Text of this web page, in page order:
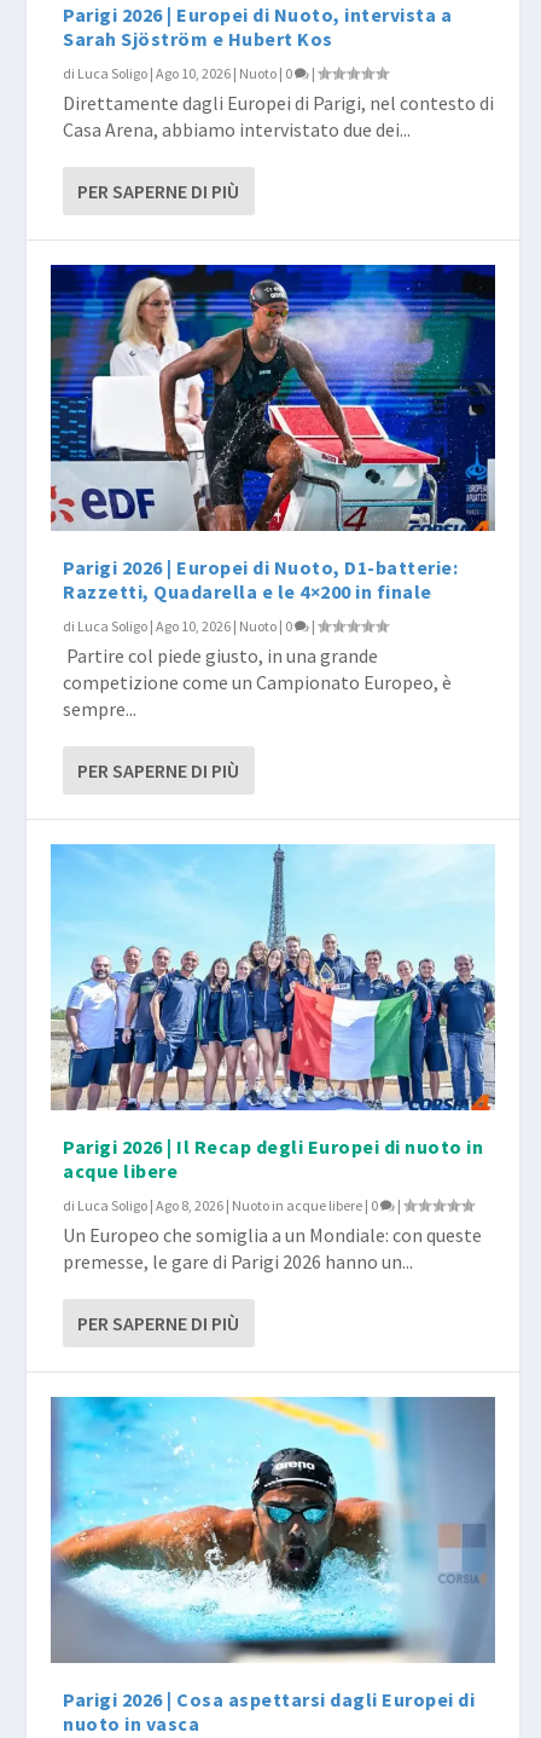
Parigi 2026 | Europei di Nuoto, intervista a
Sarah Sjöström e Hubert Kos
di Luca Soligo |Ago 10, 2026 | Nuoto | 0 |
Direttamente dagli Europei di Parigi, nel contesto di
Casa Arena, abbiamo intervistato due dei...
PER SAPERNE DI PIÙ
Parigi 2026 | Europei di Nuoto, D1-batterie:
Razzetti, Quadarella e le 4×200 in finale
di Luca Soligo |Ago 10, 2026 | Nuoto | 0 |
​ Partire col piede giusto, in una grande
competizione come un Campionato Europeo, è
sempre...
PER SAPERNE DI PIÙ
Parigi 2026 | Il Recap degli Europei di nuoto in
acque libere
di Luca Soligo |Ago 8, 2026 | Nuoto in acque libere | 0 |
Un Europeo che somiglia a un Mondiale: con queste
premesse, le gare di Parigi 2026 hanno un...
PER SAPERNE DI PIÙ
Parigi 2026 | Cosa aspettarsi dagli Europei di
nuoto in vasca